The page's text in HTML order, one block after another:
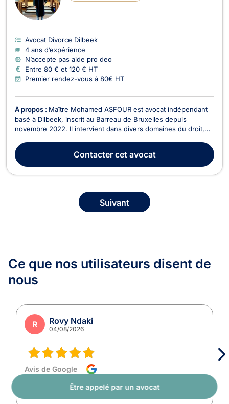
Être appelé par un avocat
Avocat Divorce Dilbeek
4 ans d’expérience
N’accepte pas aide pro deo
Entre 80 € et 120 € HT
Premier rendez-vous à 80€ HT
À propos : Maître Mohamed ASFOUR est avocat indépendant
basé à Dilbeek, inscrit au Barreau de Bruxelles depuis
novembre 2022. Il intervient dans divers domaines du droit,
de conduire, Droit Civil, Divorce, Droit du Voisinage, Dommage
Corporel et Responsabilité civile, Droit P...
Contactercet avocat
Suivant
Ce que nos utilisateurs disent de
nous
R Rovy Ndaki
04/08/2026
Avis de Google